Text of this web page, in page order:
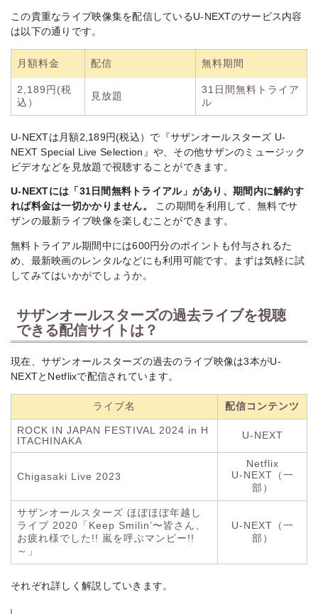
この貴重なライブ映像集を配信しているU-NEXTのサービス内容
は以下の通りです。
月額料金 配信 無料期間
2,189円(税
込）
見放題
31日間無料トライア
ル
U-NEXTは月額2,189円(税込）で『サザンオールスターズ U-
NEXT Special Live Selection』や、その他サザンのミュージック
ビデオなどを見放題で視聴することができます。
U-NEXTには「31日間無料トライアル」があり、期間内に解約す
れば料金は一切かかりません。
この期間を利用して、無料でサ
ザンの最新ライブ映像を楽しむことができます。
無料トライアル期間中には600円分のポイントも付与されるた
め、最新映画のレンタルなどにも利用可能です。まずは気軽に試
してみてはいかがでしょうか。
サザンオールスターズの過去ライブを視聴
できる配信サイトは？
現在、サザンオールスターズの過去のライブ映像は3本がU-
NEXTとNetflixで配信されています。
ライブ名 配信コンテンツ
ROCK IN JAPAN FESTIVAL 2024 in H
ITACHINAKA
U-NEXT
Chigasaki Live 2023
Netflix
U-NEXT（一
部）
サザンオールスターズ ほぼほぼ年越し
ライブ 2020「Keep Smilin’〜皆さん、
お疲れ様でした!! 嵐を呼ぶマンピー!!
～」
U-NEXT（一
部）
それぞれ詳しく解説していきます。